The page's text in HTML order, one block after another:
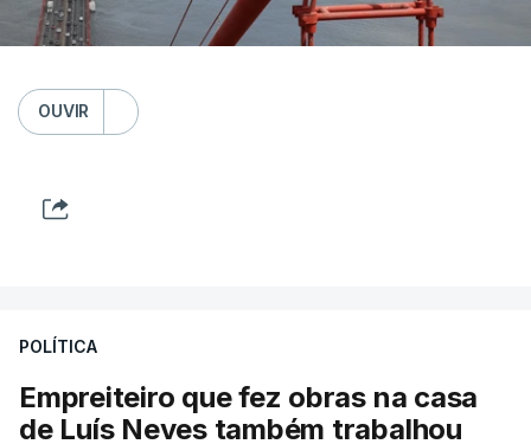
OUVIR
POLÍTICA
Empreiteiro que fez obras na casa
de Luís Neves também trabalhou